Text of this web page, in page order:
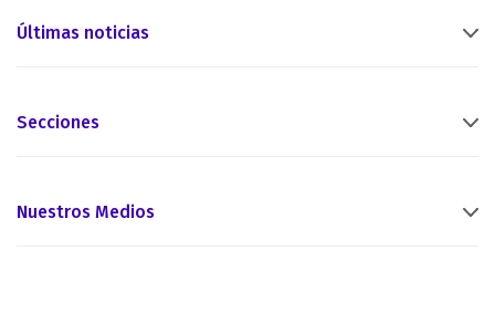
Últimas noticias
Secciones
Nuestros Medios